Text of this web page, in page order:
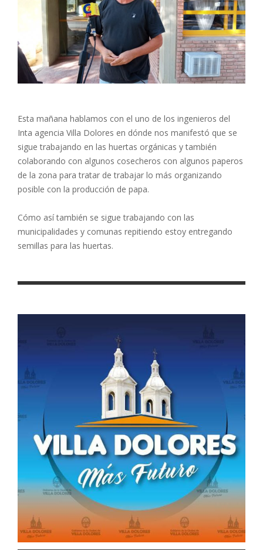
Esta mañana hablamos con el uno de los ingenieros del
Inta agencia Villa Dolores en dónde nos manifestó que se
sigue trabajando en las huertas orgánicas y también
colaborando con algunos cosecheros con algunos paperos
de la zona para tratar de trabajar lo más organizando
posible con la producción de papa.
Cómo así también se sigue trabajando con las
municipalidades y comunas repitiendo estoy entregando
semillas para las huertas.